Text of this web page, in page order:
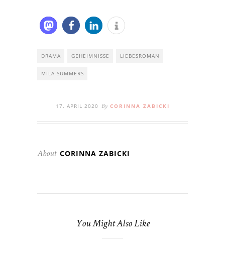
DRAMA GEHEIMNISSE LIEBESROMAN
MILA SUMMERS
17. APRIL 2020 By CORINNA ZABICKI
About CORINNA ZABICKI
You Might Also Like